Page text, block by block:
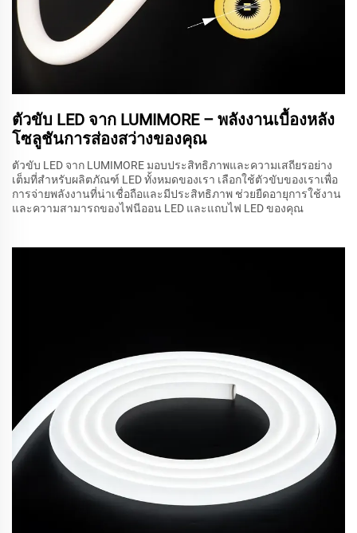
ตัวขับ LED จาก LUMIMORE – พลังงานเบื้องหลัง
โซลูชันการส่องสว่างของคุณ
ตัวขับ LED จาก LUMIMORE มอบประสิทธิภาพและความเสถียรอย่าง
เต็มที่สำหรับผลิตภัณฑ์ LED ทั้งหมดของเรา เลือกใช้ตัวขับของเราเพื่อ
การจ่ายพลังงานที่น่าเชื่อถือและมีประสิทธิภาพ ช่วยยืดอายุการใช้งาน
และความสามารถของไฟนีออน LED และแถบไฟ LED ของคุณ